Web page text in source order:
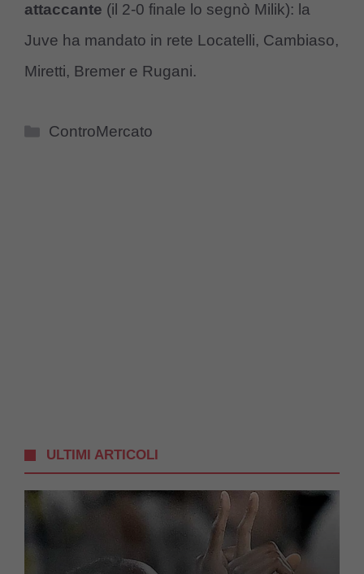
attaccante (il 2-0 finale lo segnò Milik): la
Juve ha mandato in rete Locatelli, Cambiaso,
Miretti, Bremer e Rugani.
Categorie
ControMercato
ULTIMI ARTICOLI